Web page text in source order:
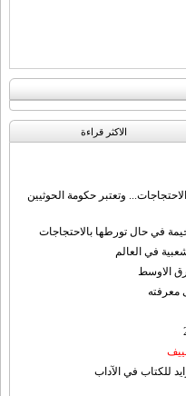
الاکثر قراءة
وتعتبر حكومة الحوثيين
في حال تورطها بالاحتجاجات
في العالم
الاوسط
معرفته
للكتاب في الآداب